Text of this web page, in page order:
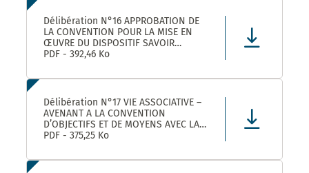
Délibération N°16 APPROBATION DE
LA CONVENTION POUR LA MISE EN
ŒUVRE DU DISPOSITIF SAVOIR
ROULER A VELO AVEC MONTPELLIER
PDF - 392,46 Ko
Délibération N°17 VIE ASSOCIATIVE –
AVENANT A LA CONVENTION
D’OBJECTIFS ET DE MOYENS AVEC LA
FEDERATION REGIONALE DES
CULTURE OCCITANIE POUR L’ANNEE
PDF - 375,25 Ko